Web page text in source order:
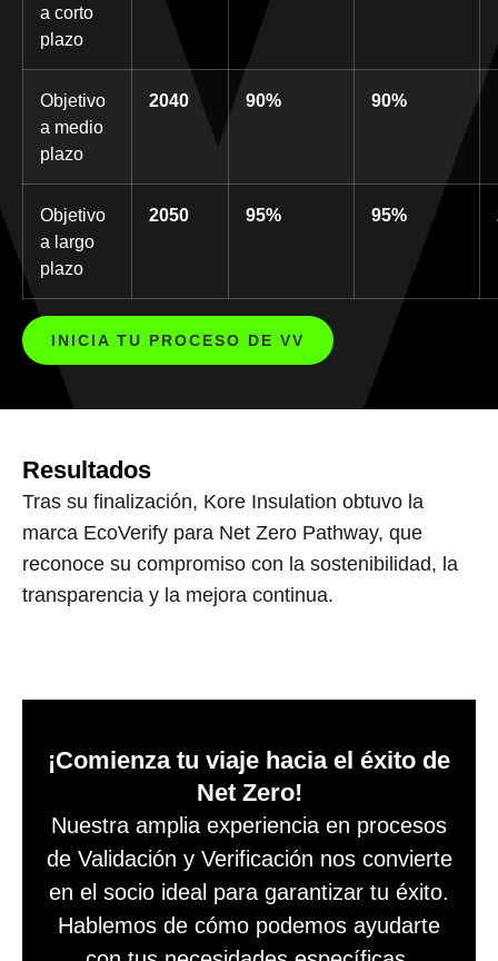
a corto
plazo
Objetivo
a medio
plazo
2040 90% 90%
Objetivo
a largo
plazo
2050 95% 95%
INICIA TU PROCESO DE VV
Resultados
Tras su finalización, Kore Insulation obtuvo la
marca EcoVerify para Net Zero Pathway, que
reconoce su compromiso con la sostenibilidad, la
transparencia y la mejora continua.
¡Comienza tu viaje hacia el éxito de
Net Zero!
Nuestra amplia experiencia en procesos
de Validación y Verificación nos convierte
en el socio ideal para garantizar tu éxito.
Hablemos de cómo podemos ayudarte